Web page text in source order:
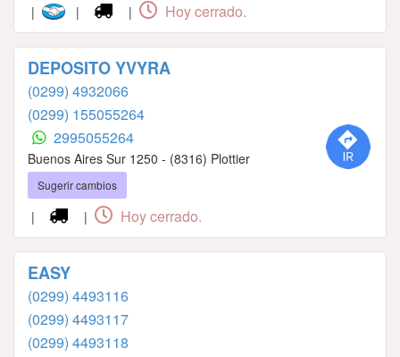
| | | Hoy cerrado.
DEPOSITO YVYRA
(0299) 4932066
(0299) 155055264
2995055264
Buenos Aires Sur 1250 - (8316) Plottier
Sugerir cambios
| | Hoy cerrado.
EASY
(0299) 4493116
(0299) 4493117
(0299) 4493118